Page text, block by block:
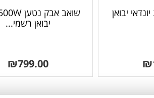
יונדאי יבואן
₪
יבואן רשמי...
₪799.00